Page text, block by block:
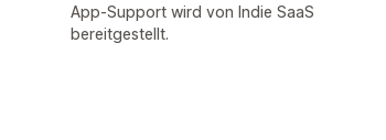
App-Support wird von Indie SaaS
bereitgestellt.